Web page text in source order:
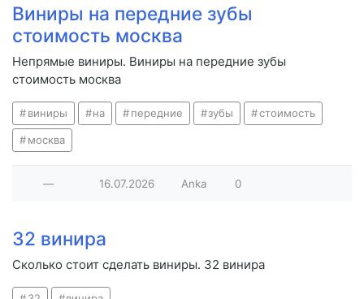
Виниры на передние зубы
стоимость москва
Непрямые виниры. Виниры на передние зубы
стоимость москва
виниры на передние зубы стоимость
москва
— 16.07.2026 Anka 0
32 винира
Сколько стоит сделать виниры. 32 винира